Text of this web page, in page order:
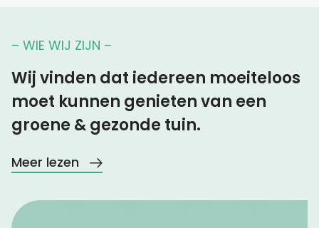
– WIE WIJ ZIJN –
Wij vinden dat iedereen moeiteloos
moet kunnen genieten van een
groene & gezonde tuin.
Meer lezen